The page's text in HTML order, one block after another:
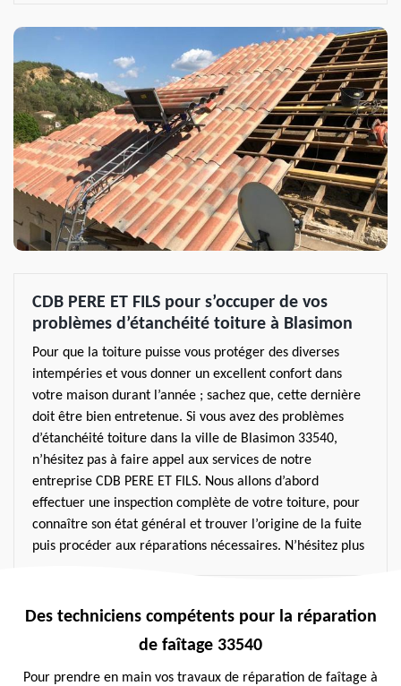
CDB PERE ET FILS pour s’occuper de vos
problèmes d’étanchéité toiture à Blasimon
Pour que la toiture puisse vous protéger des diverses
intempéries et vous donner un excellent confort dans
votre maison durant l’année ; sachez que, cette dernière
doit être bien entretenue. Si vous avez des problèmes
d’étanchéité toiture dans la ville de Blasimon 33540,
n’hésitez pas à faire appel aux services de notre
entreprise CDB PERE ET FILS. Nous allons d’abord
effectuer une inspection complète de votre toiture, pour
connaître son état général et trouver l’origine de la fuite
puis procéder aux réparations nécessaires. N’hésitez plus
Des techniciens compétents pour la réparation
de faîtage 33540
Pour prendre en main vos travaux de réparation de faîtage à